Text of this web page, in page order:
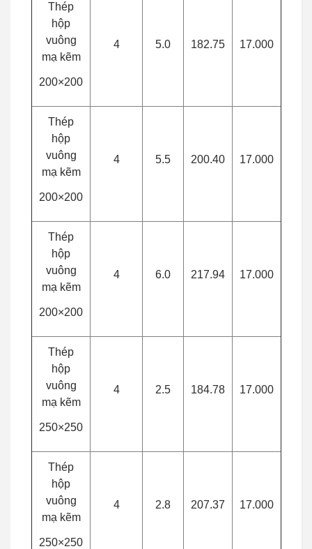
Thép
hộp
vuông
mạ kẽm
200×200
4 5.0 182.75 17.000
Thép
hộp
vuông
mạ kẽm
200×200
4 5.5 200.40 17.000
Thép
hộp
vuông
mạ kẽm
200×200
4 6.0 217.94 17.000
Thép
hộp
vuông
mạ kẽm
250×250
4 2.5 184.78 17.000
Thép
hộp
vuông
mạ kẽm
250×250
4 2.8 207.37 17.000